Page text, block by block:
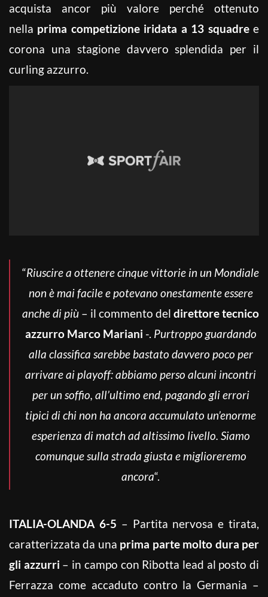
acquista ancor più valore perché ottenuto
nella prima competizione iridata a 13 squadree
corona una stagione davvero splendida per il
curling azzurro.
“Riuscire a ottenere cinque vittorie in un Mondiale
non è mai facile e potevano onestamente essere
anche di più – il commento del direttore tecnico
azzurro Marco Mariani -. Purtroppo guardando
alla classifica sarebbe bastato davvero poco per
arrivare ai playoff: abbiamo perso alcuni incontri
per un soffio, all’ultimo end, pagando gli errori
tipici di chi non ha ancora accumulato un’enorme
esperienza di match ad altissimo livello. Siamo
comunque sulla strada giusta e miglioreremo
ancora“.
ITALIA-OLANDA 6-5 – Partita nervosa e tirata,
caratterizzata da una prima parte molto dura per
gli azzurri – in campo con Ribotta lead al posto di
Ferrazza come accaduto contro la Germania –